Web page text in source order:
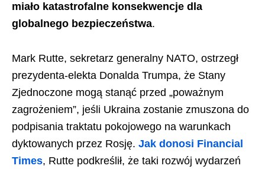
miało katastrofalne konsekwencje dla
globalnego bezpieczeństwa.
Mark Rutte, sekretarz generalny NATO, ostrzegł
prezydenta-elekta Donalda Trumpa, że Stany
Zjednoczone mogą stanąć przed „poważnym
zagrożeniem”, jeśli Ukraina zostanie zmuszona do
podpisania traktatu pokojowego na warunkach
dyktowanych przez Rosję. Jak donosi Financial
Times, Rutte podkreślił, że taki rozwój wydarzeń